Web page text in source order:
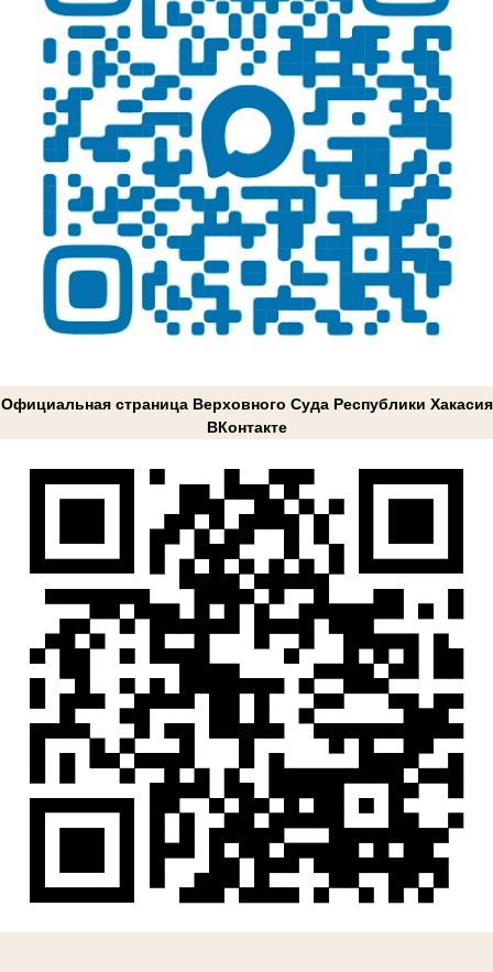
Официальная страница Верховного Суда Республики Хакасия
ВКонтакте